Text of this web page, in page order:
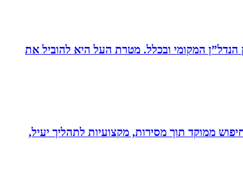
הנדל”ן המקומי ובכלל. מטרת העל היא להוביל את
ממוקד תוך מסירות, מקצועיות לתהליך יעיל,